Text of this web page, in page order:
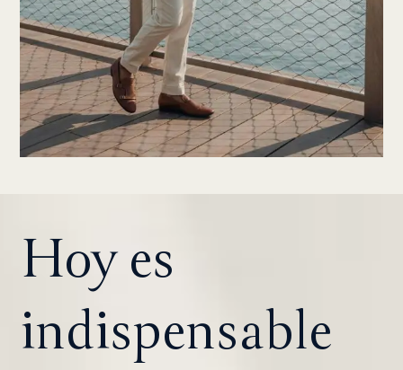
Hoy es
indispensable